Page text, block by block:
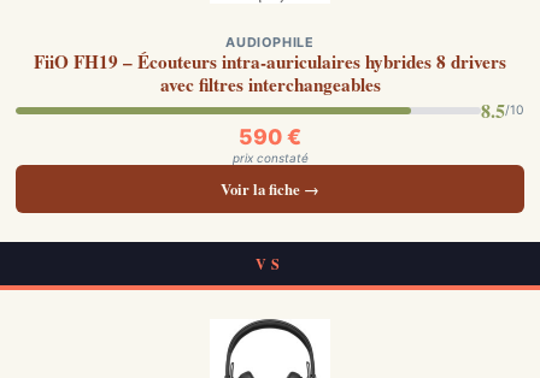
AUDIOPHILE
FiiO FH19 – Écouteurs intra-auriculaires hybrides 8 drivers
avec filtres interchangeables
8.5/10
590 €
prix constaté
Voir la fiche →
VS